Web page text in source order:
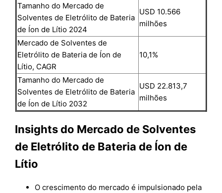
Tamanho do Mercado de
Solventes de Eletrólito de Bateria
de Íon de Lítio 2024
USD 10.566
milhões
Mercado de Solventes de
Eletrólito de Bateria de Íon de
Lítio, CAGR
10,1%
Tamanho do Mercado de
Solventes de Eletrólito de Bateria
de Íon de Lítio 2032
USD 22.813,7
milhões
Insights do Mercado de Solventes
de Eletrólito de Bateria de Íon de
Lítio
O crescimento do mercado é impulsionado pela